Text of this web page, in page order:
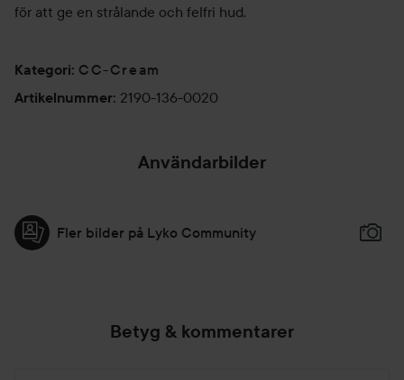
för att ge en strålande och felfri hud.
Kategori: CC-Cream
Artikelnummer: 2190-136-0020
Användarbilder
Fler bilder på Lyko Community
Betyg & kommentarer